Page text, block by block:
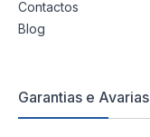
Contactos
Blog
Garantias e Avarias